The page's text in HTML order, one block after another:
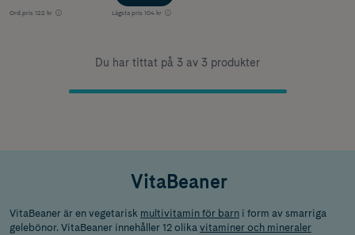
Ord.pris 122 kr Lägsta pris 104 kr
Du har tittat på 3 av 3 produkter
VitaBeaner
VitaBeaner är en vegetarisk multivitamin för barn i form av smarriga
gelebönor. VitaBeaner innehåller 12 olika vitaminer och mineraler